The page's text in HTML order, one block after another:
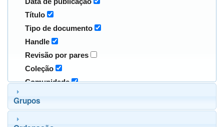
Título
Tipo de documento
Handle
Revisão por pares
Coleção
Comunidade
Grupos